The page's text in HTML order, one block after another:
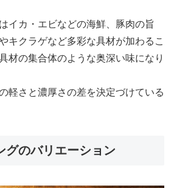
イカ・エビなどの海鮮、豚肉の旨
キクラゲなど多彩な具材が加わるこ
材の集合体のような奥深い味になり
軽さと濃厚さの差を決定づけている
グのバリエーション